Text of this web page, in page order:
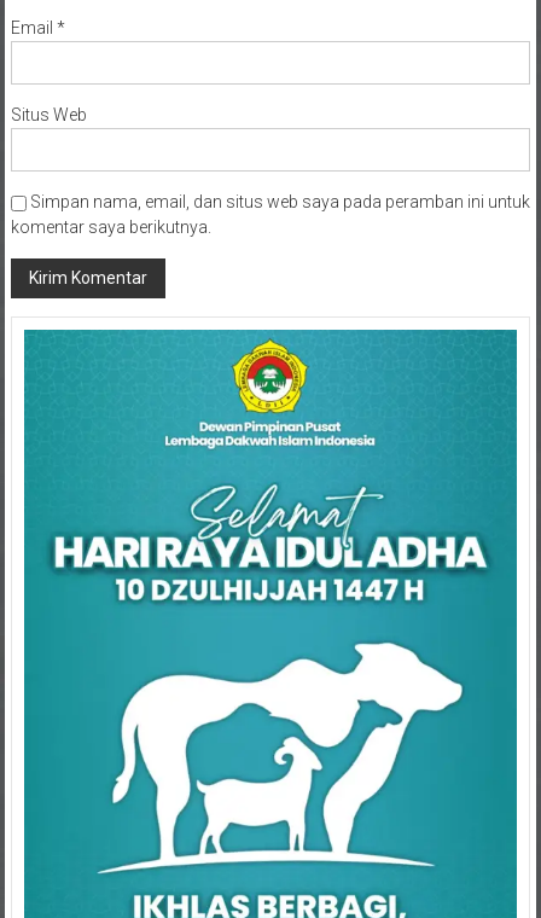
Email *
Situs Web
Simpan nama, email, dan situs web saya pada peramban ini untuk
komentar saya berikutnya.